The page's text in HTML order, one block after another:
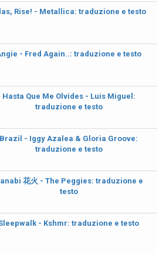
Rise! - Metallica: traduzione e testo
- Fred Again..: traduzione e testo
Hasta Que Me Olvides - Luis Miguel:
traduzione e testo
Brazil - Iggy Azalea & Gloria Groove:
traduzione e testo
花火 - The Peggies: traduzione e
testo
- Kshmr: traduzione e testo